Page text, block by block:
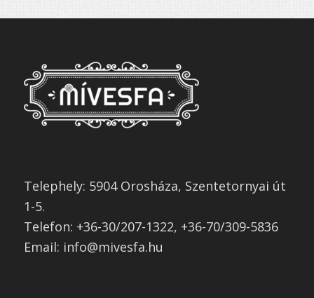
Telephely: 5904 Orosháza, Szentetornyai út
1-5.
Telefon: +36-30/207-1322, +36-70/309-5836
Email: info@mivesfa.hu